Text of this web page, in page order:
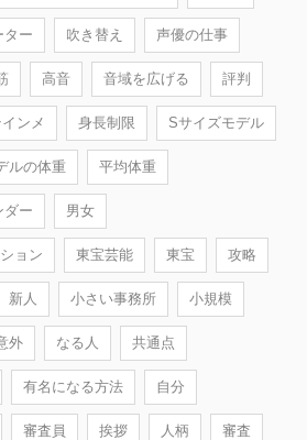
ター 吹き替え 声優の仕事
高音 音域を広げる 評判
ンメ 身長制限 Sサイズモデル
ルの体重 平均体重
ダー 男女
ョン 東宝芸能 東宝 攻略
新人 小さい事務所 小規模
外 なる人 共通点
有名になる方法 自分
審査員 挨拶 人柄 審査